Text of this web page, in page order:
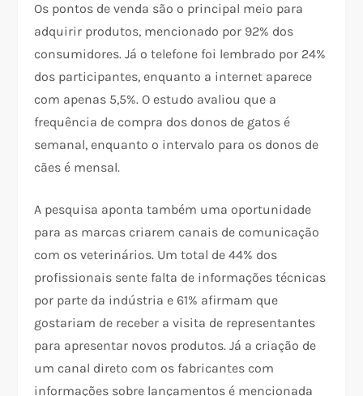
Os pontos de venda são o principal meio para
adquirir produtos, mencionado por 92% dos
consumidores. Já o telefone foi lembrado por 24%
dos participantes, enquanto a internet aparece
com apenas 5,5%. O estudo avaliou que a
frequência de compra dos donos de gatos é
semanal, enquanto o intervalo para os donos de
cães é mensal.
A pesquisa aponta também uma oportunidade
para as marcas criarem canais de comunicação
com os veterinários. Um total de 44% dos
profissionais sente falta de informações técnicas
por parte da indústria e 61% afirmam que
gostariam de receber a visita de representantes
para apresentar novos produtos. Já a criação de
um canal direto com os fabricantes com
informações sobre lançamentos é mencionada